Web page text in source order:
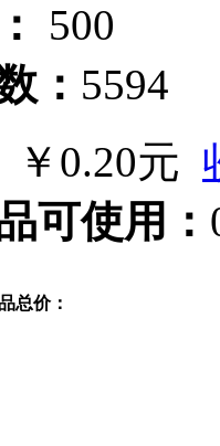
500
： 5594
￥0.20元
可使用：
总价：